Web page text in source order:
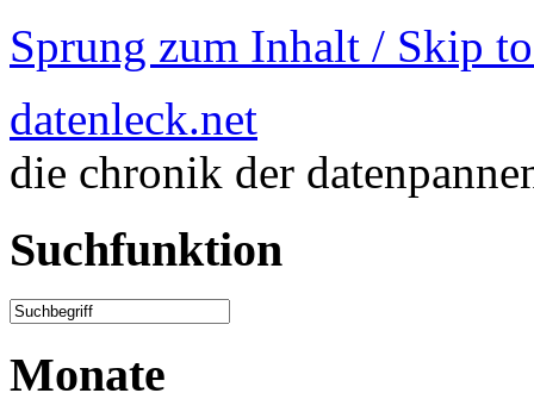
Sprung zum Inhalt / Skip
datenleck.net
die chronik der
Suchfunktion
Monate